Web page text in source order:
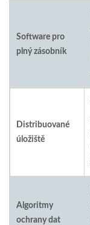
Software pro
plný zásobník
Distribuované
úložiště
Algoritmy
ochrany dat